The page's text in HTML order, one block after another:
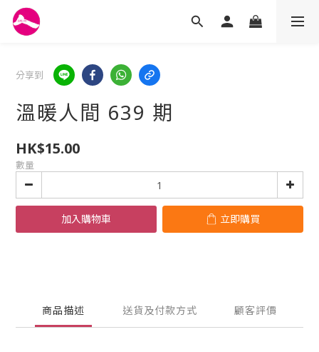
分享到
溫暖人間 639 期
HK$15.00
數量
加入購物車 立即購買
商品描述 送貨及付款方式 顧客評價